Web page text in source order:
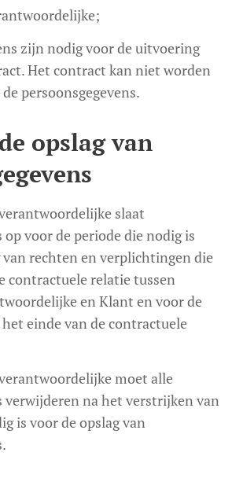
zijn nodig voor de uitvoering
Het contract kan niet worden
persoonsgegevens.
opslag van
slaat
op voor de periode die nodig is
rechten en verplichtingen die
contractuele relatie tussen
en Klant en voor de
einde van de contractuele
moet alle
verwijderen na het verstrijken van
is voor de opslag van